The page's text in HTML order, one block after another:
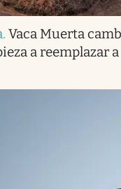
. Vaca Muerta
a reemplazar